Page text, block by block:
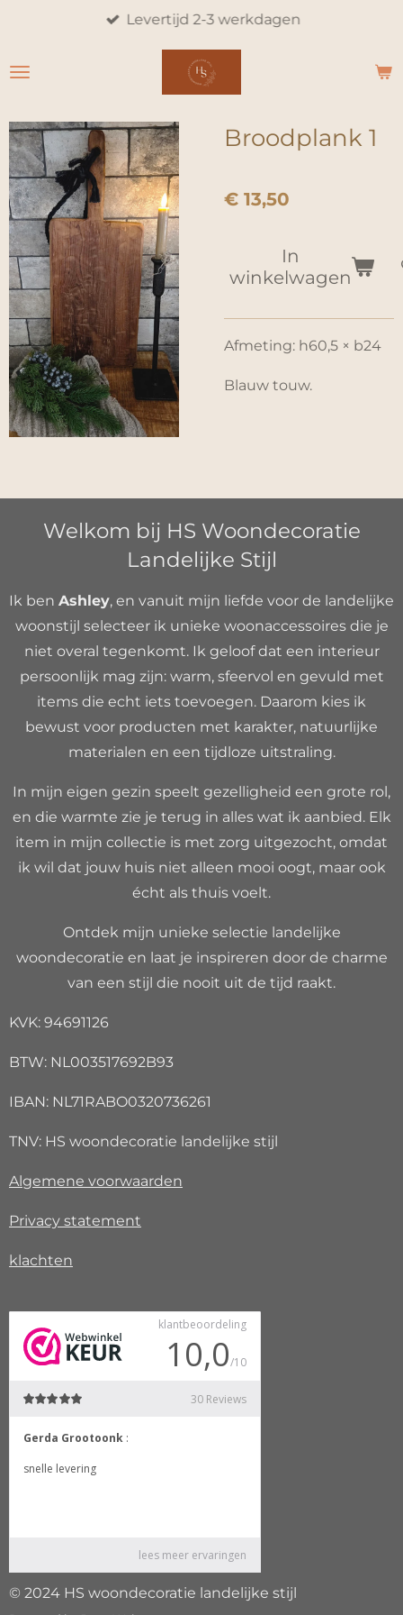
naar
hoofdinhoud
Levertijd 2-3 werkdagen
Broodplank 1
€ 13,50
In
winkelwagen
Afmeting: h60,5 × b24
Blauw touw.
Welkom bij HS Woondecoratie
Landelijke Stijl
Ik ben Ashley, en vanuit mijn liefde voor de landelijke
woonstijl selecteer ik unieke woonaccessoires die je
niet overal tegenkomt. Ik geloof dat een interieur
persoonlijk mag zijn: warm, sfeervol en gevuld met
items die echt iets toevoegen. Daarom kies ik
bewust voor producten met karakter, natuurlijke
materialen en een tijdloze uitstraling.
In mijn eigen gezin speelt gezelligheid een grote rol,
en die warmte zie je terug in alles wat ik aanbied. Elk
item in mijn collectie is met zorg uitgezocht, omdat
ik wil dat jouw huis niet alleen mooi oogt, maar ook
écht als thuis voelt.
Ontdek mijn unieke selectie landelijke
woondecoratie en laat je inspireren door de charme
van een stijl die nooit uit de tijd raakt.
KVK: 94691126
BTW: NL003517692B93
IBAN: NL71RABO0320736261
TNV: HS woondecoratie landelijke stijl
Algemene voorwaarden
Privacy statement
klachten
© 2024 HS woondecoratie landelijke stijl